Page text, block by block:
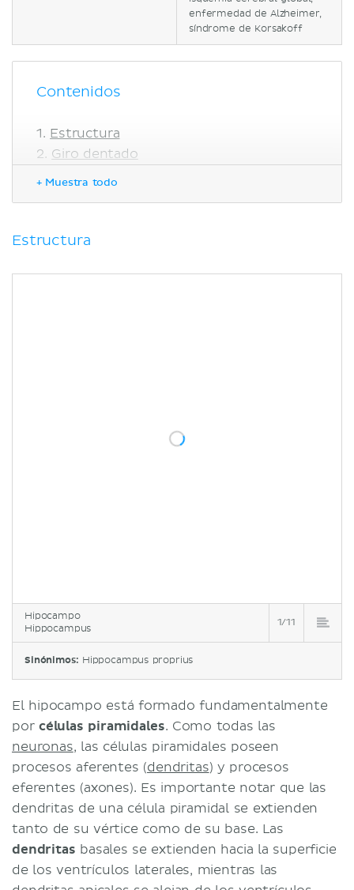
enfermedad de Alzheimer,
síndrome de Korsakoff
Contenidos
Estructura
Giro dentado
Eferencias del hipocampo
Correlaciones clínicas
+ Muestra todo
Estructura
Hipocampo
Hippocampus
1/11
Sinónimos: Hippocampus proprius
El hipocampo está formado fundamentalmente
por células piramidales. Como todas las
neuronas, las células piramidales poseen
procesos aferentes (dendritas) y procesos
eferentes (axones). Es importante notar que las
dendritas de una célula piramidal se extienden
tanto de su vértice como de su base. Las
dendritas basales se extienden hacia la superficie
de los ventrículos laterales, mientras las